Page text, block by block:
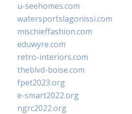
u-seehomes.com
watersportslagonissi.com
mischieffashion.com
eduwyre.com
retro-interiors.com
theblvd-boise.com
fpet2023.org
e-smart2022.org
ngrc2022.org